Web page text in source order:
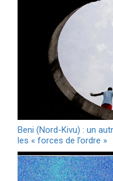
Beni (Nord-Kivu) : un
les « forces de l’ordre »